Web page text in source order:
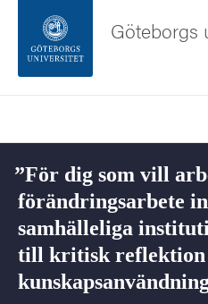
Sidfoten
Om webbplatsen
Göteborgs
För dig som vill
förändringsarbete
samhälleliga
till kritisk reflektion